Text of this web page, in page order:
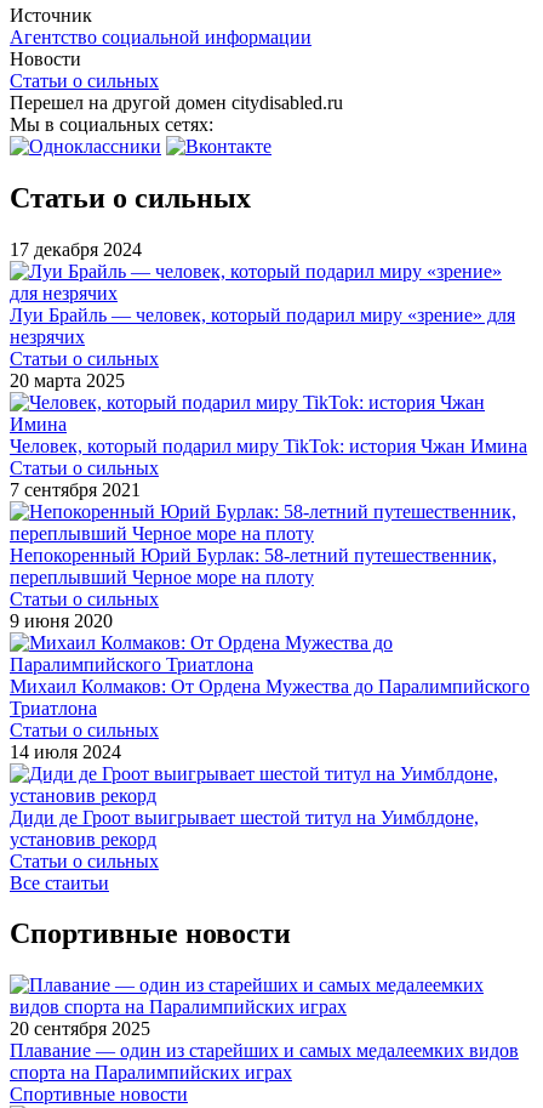
Источник
Агентство социальной информации
Новости
Статьи о сильных
Перешел на другой домен citydisabled.ru
Мы в социальных сетях:
Статьи о сильных
17 декабря 2024
Луи Брайль — человек, который подарил миру «зрение» для
незрячих
Статьи о сильных
20 марта 2025
Человек, который подарил миру TikTok: история Чжан Имина
Статьи о сильных
7 сентября 2021
Непокоренный Юрий Бурлак: 58-летний путешественник,
переплывший Черное море на плоту
Статьи о сильных
9 июня 2020
Михаил Колмаков: От Ордена Мужества до Паралимпийского
Триатлона
Статьи о сильных
14 июля 2024
Диди де Гроот выигрывает шестой титул на Уимблдоне,
установив рекорд
Статьи о сильных
Все стаитьи
Спортивные новости
20 сентября 2025
Плавание — один из старейших и самых медалеемких видов
спорта на Паралимпийских играх
Спортивные новости